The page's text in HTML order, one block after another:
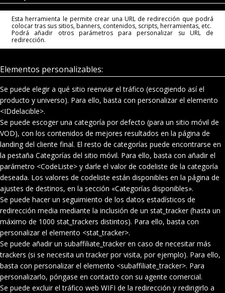
Esta herramienta le permite crear una URL de redirección que podrá
colocar tras sus sitios, banners, contenidos, scripts, herramientas, etc.
Podrá añadir otros parámetros para personalizar su URL de
redirección.
Elementos personalizables:
Se puede elegir a qué sitio reenviar el tráfico (escogiendo así el
producto y universo). Para ello, basta con personalizar el elemento
<IDdelacible>.
Se puede escoger una categoría por defecto (para un sitio móvil de
VOD), con los contenidos de mejores resultados en la página de
landing del cliente final. El resto de categorías puede encontrarse en
la pestaña Categorías del sitio móvil. Para ello, basta con añadir el
parámetro <CodeListe> y darle el valor de codeliste de la categoría
deseada. Los valores de codeliste están disponibles en la página de
ajustes de destinos, en la sección «Categorías disponibles».
Se puede hacer un seguimiento de los datos estadísticos de
redirección media mediante la inclusión de un stat_tracker (hasta un
máximo de 1000 stat_trackers distintos). Para ello, basta con
personalizar el elemento <stat_tracker>.
Se puede añadir un subaffiliate_tracker en caso de necesitar más
trackers (si se necesita un tracker por visita, por ejemplo). Para ello,
basta con personalizar el elemento <subaffiliate_tracker>. Para
personalizarlo, póngase en contacto con su agente comercial.
Se puede excluir el tráfico web WIFI de la redirección y redirigirlo a